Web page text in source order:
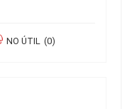
NO ÚTIL (0)